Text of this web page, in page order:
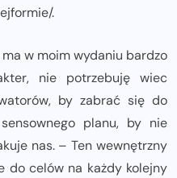
.
w moim wydaniu bardzo
nie potrzebuję wiec
by zabrać się do
planu, by nie
nas. – Ten wewnętrzny
do celów na każdy kolejny